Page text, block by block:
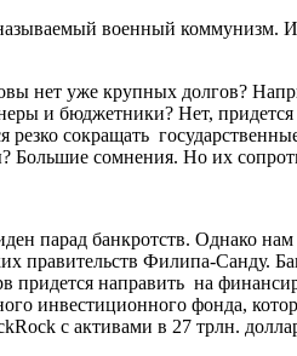
военный
нет уже крупных долгов?
и бюджетники? Нет,
сокращать
сомнения. Но их
парад банкротств. Однако
правительств Филипа-Санду.
придется направить на
инвестиционного фонда,
с активами в 27 трлн.